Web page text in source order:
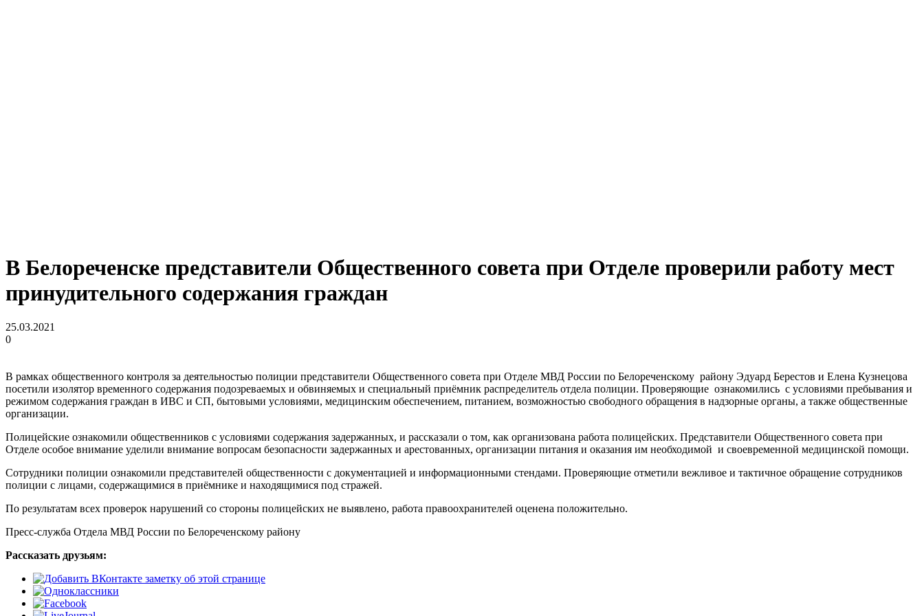
В Белореченске представители Общественного совета при Отделе проверили работу мест
принудительного содержания граждан
25.03.2021
0
В рамках общественного контроля за деятельностью полиции представители Общественного совета при Отделе МВД России по Белореченскому району Эдуард Берестов и Елена Кузнецова
посетили изолятор временного содержания подозреваемых и обвиняемых и специальный приёмник распределитель отдела полиции. Проверяющие ознакомились с условиями пребывания и
режимом содержания граждан в ИВС и СП, бытовыми условиями, медицинским обеспечением, питанием, возможностью свободного обращения в надзорные органы, а также общественные
организации.
Полицейские ознакомили общественников с условиями содержания задержанных, и рассказали о том, как организована работа полицейских. Представители Общественного совета при
Отделе особое внимание уделили внимание вопросам безопасности задержанных и арестованных, организации питания и оказания им необходимой и своевременной медицинской помощи.
Сотрудники полиции ознакомили представителей общественности с документацией и информационными стендами. Проверяющие отметили вежливое и тактичное обращение сотрудников
полиции с лицами, содержащимися в приёмнике и находящимися под стражей.
По результатам всех проверок нарушений со стороны полицейских не выявлено, работа правоохранителей оценена положительно.
Пресс-служба Отдела МВД России по Белореченскому району
Рассказать друзьям: